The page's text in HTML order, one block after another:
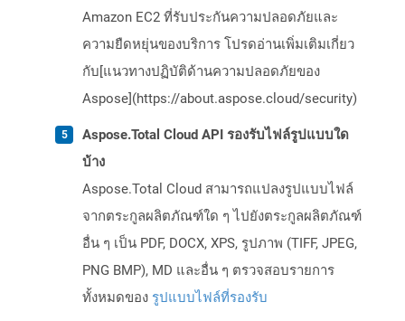
Amazon EC2 ที่รับประกันความปลอดภัยและ
ความยืดหยุ่นของบริการ โปรดอ่านเพิ่มเติมเกี่ยว
กับ[แนวทางปฏิบัติด้านความปลอดภัยของ
Aspose](https://about.aspose.cloud/security)
Aspose.Total Cloud API รองรับไฟล์รูปแบบใด
บ้าง
Aspose.Total Cloud สามารถแปลงรูปแบบไฟล์
จากตระกูลผลิตภัณฑ์ใด ๆ ไปยังตระกูลผลิตภัณฑ์
อื่น ๆ เป็น PDF, DOCX, XPS, รูปภาพ (TIFF, JPEG,
PNG BMP), MD และอื่น ๆ ตรวจสอบรายการ
ทั้งหมดของ รูปแบบไฟล์ที่รองรับ